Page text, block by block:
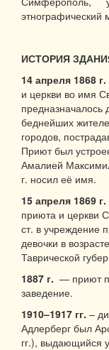
этнографический
ИСТОРИЯ
14 апреля 1868 г.
и церкви во имя
предназначалось
беднейших
городов,
Приют был
Амалией
г. носил её имя.
15 апреля 1869 г.
приюта и церкви
ст. в учреждение
девочки в
Таврической
1887 г. — приют
заведение.
1910–1917 гг. –
Адлерберг был
гг.), выдающийся